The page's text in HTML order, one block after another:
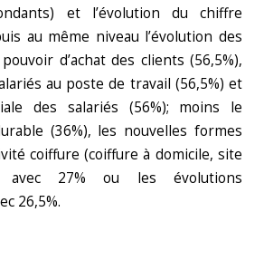
et l’évolution du chiffre
au même niveau l’évolution des
d’achat des clients (56,5%),
au poste de travail (56,5%) et
des salariés (56%); moins le
(36%), les nouvelles formes
coiffure (coiffure à domicile, site
avec 27% ou les évolutions
26,5%.